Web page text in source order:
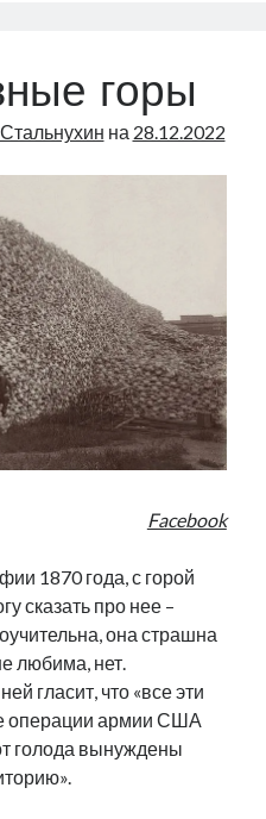
настоящая
новость
горы
на 28.12.2022
Facebook
1870 года, с горой
сказать про нее –
она страшна
любима, нет.
гласит, что «все эти
операции армии США
голода вынуждены